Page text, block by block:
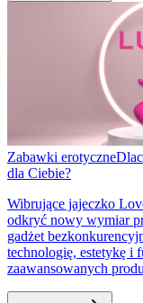
Zabawki erotyczne
dla Ciebie?
Wibrujące jajeczko
odkryć nowy wymiar
gadżet
technologię, estetykę i
zaawansowanych